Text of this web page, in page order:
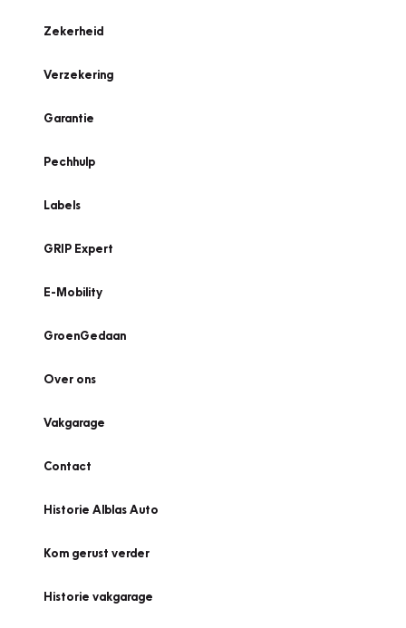
Zekerheid
Verzekering
Garantie
Pechhulp
Labels
GRIP Expert
E-Mobility
GroenGedaan
Over ons
Vakgarage
Contact
Historie Alblas Auto
Kom gerust verder
Historie vakgarage